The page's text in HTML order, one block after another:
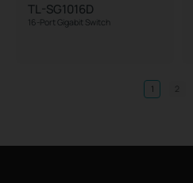
TL-SG1016D
16-Port Gigabit Switch
1 2